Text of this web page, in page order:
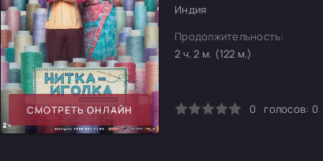
СМОТРЕТЬ ОНЛАЙН
Индия
Продолжительность:
2 ч. 2 м. (122 м.)
1 2 3 4 5 0 голосов: 0